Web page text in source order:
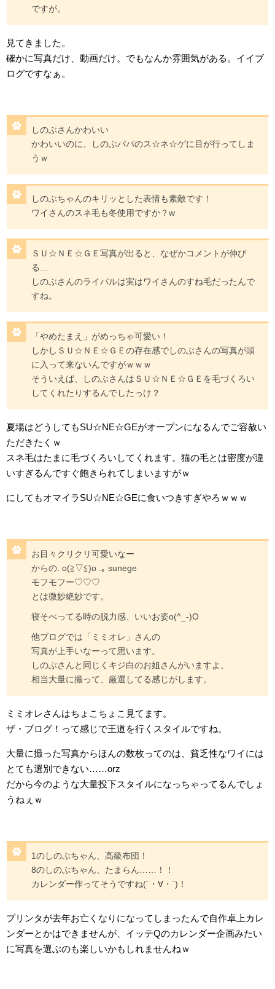
ですが。
見てきました。
確かに写真だけ、動画だけ。でもなんか雰囲気がある。イイブ
ログですなぁ。
しのぶさんかわいい
かわいいのに、しのぶパパのス☆ネ☆ゲに目が行ってしま
うｗ
しのぶちゃんのキリッとした表情も素敵です！
ワイさんのスネ毛も冬使用ですか？w
ＳＵ☆ＮＥ☆ＧＥ写真が出ると、なぜかコメントが伸び
る…
しのぶさんのライバルは実はワイさんのすね毛だったんで
すね。
「やめたまえ」がめっちゃ可愛い！
しかしＳＵ☆ＮＥ☆ＧＥの存在感でしのぶさんの写真が頭
に入って来ないんですがｗｗｗ
そういえば、しのぶさんはＳＵ☆ＮＥ☆ＧＥを毛づくろい
してくれたりするんでしたっけ？
夏場はどうしてもSU☆NE☆GEがオープンになるんでご容赦い
ただきたくｗ
スネ毛はたまに毛づくろいしてくれます。猫の毛とは密度が違
いすぎるんですぐ飽きられてしまいますがｗ
にしてもオマイラSU☆NE☆GEに食いつきすぎやろｗｗｗ
お目々クリクリ可愛いなー
からの. o(≧▽≦)o .｡ sunege
モフモフー♡♡♡
とは微妙絶妙です。
寝そべってる時の脱力感、いいお姿o(^_-)O
他ブログでは「ミミオレ」さんの
写真が上手いなーって思います。
しのぶさんと同じくキジ白のお姐さんがいますよ。
相当大量に撮って、厳選してる感じがします。
ミミオレさんはちょこちょこ見てます。
ザ・ブログ！って感じで王道を行くスタイルですね。
大量に撮った写真からほんの数枚ってのは、貧乏性なワイには
とても選別できない……orz
だから今のような大量投下スタイルになっちゃってるんでしょ
うねぇｗ
1のしのぶちゃん、高級布団！
8のしのぶちゃん、たまらん……！！
カレンダー作ってそうですね(´・∀・`)！
プリンタが去年お亡くなりになってしまったんで自作卓上カレ
ンダーとかはできませんが、イッテQのカレンダー企画みたい
に写真を選ぶのも楽しいかもしれませんねｗ